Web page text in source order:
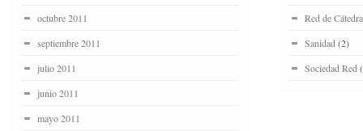
octubre 2011
septiembre 2011
julio 2011
junio 2011
mayo 2011
Red de
Sanidad (2)
Sociedad Red